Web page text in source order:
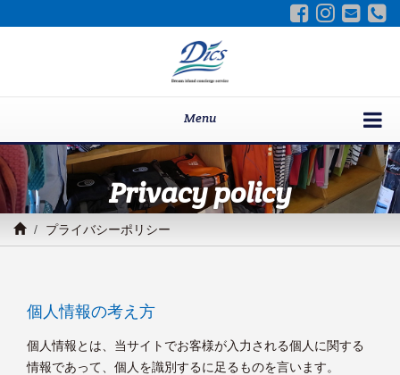
Menu
Privacy policy
プライバシーポリシー
個人情報の考え方
個人情報とは、当サイトでお客様が入力される個人に関する
情報であって、個人を識別するに足るものを言います。